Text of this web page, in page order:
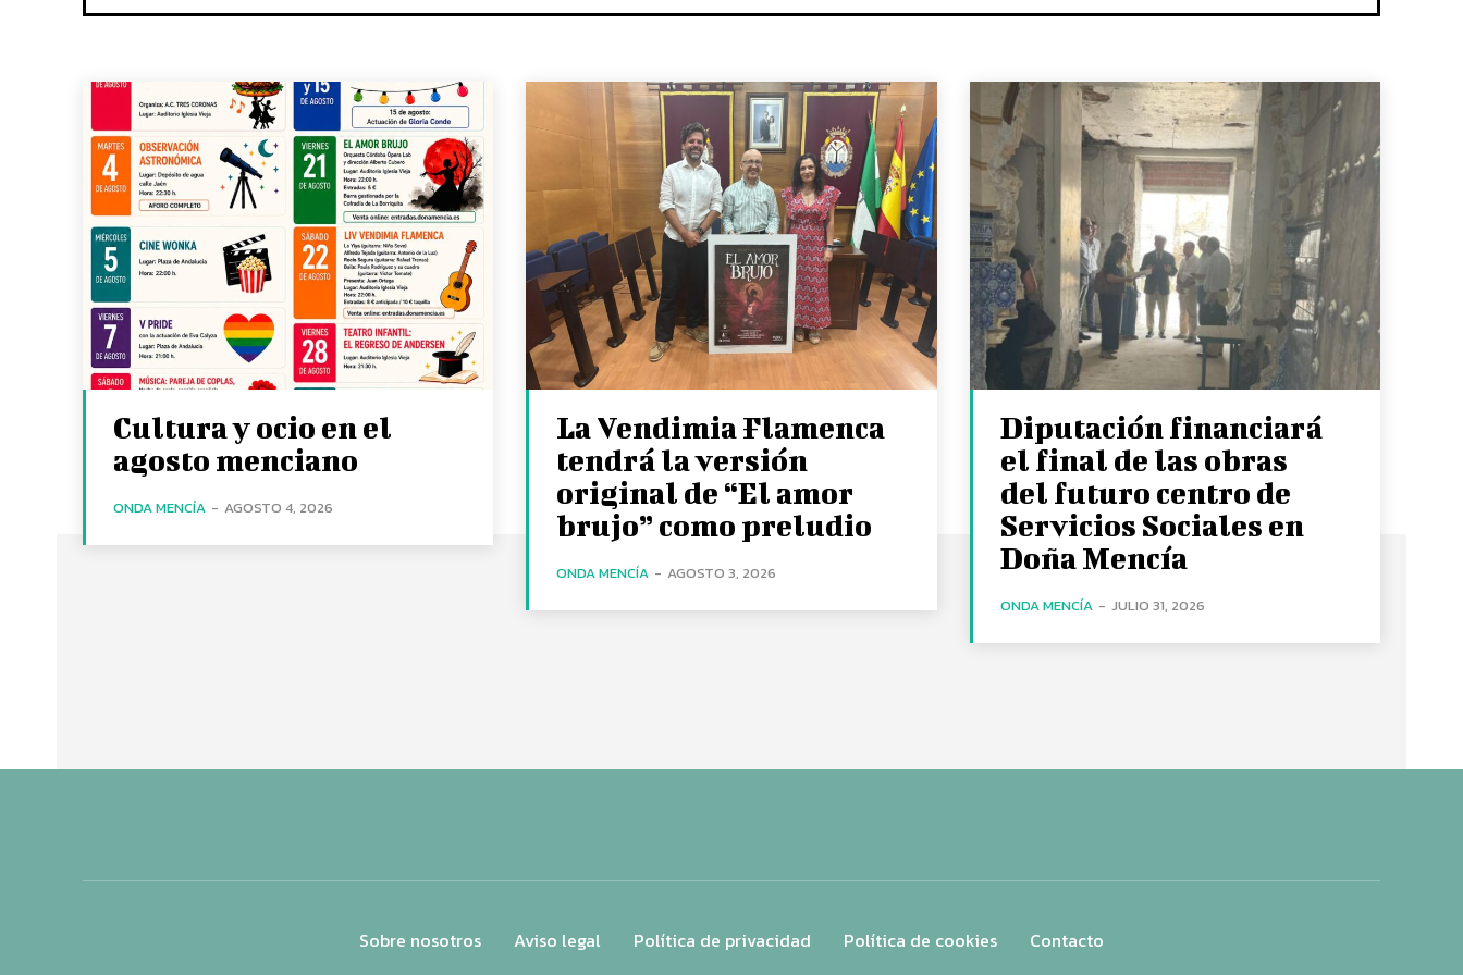
Cultura y ocio en el
agosto menciano
ONDA MENCÍA - AGOSTO 4, 2026
La Vendimia Flamenca
tendrá la versión
original de “El amor
brujo” como preludio
ONDA MENCÍA - AGOSTO 3, 2026
Diputación financiará
el final de las obras
del futuro centro de
Servicios Sociales en
Doña Mencía
ONDA MENCÍA - JULIO 31, 2026
Sobre nosotros Aviso legal Política de privacidad Política de cookies Contacto